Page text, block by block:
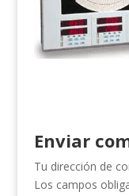
Enviar
Tu dirección de
Los campos